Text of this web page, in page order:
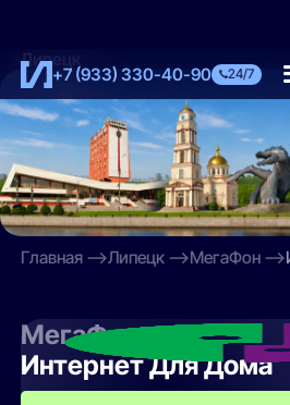
+7 (933) 330-40-90 24/7
Липецк
Главная Липецк МегаФон
МегаФон
Интернет Для Дома